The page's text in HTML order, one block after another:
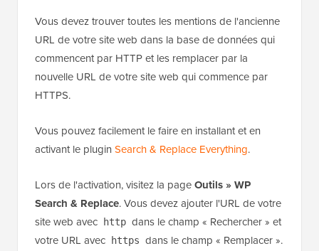
Vous devez trouver toutes les mentions de l'ancienne
URL de votre site web dans la base de données qui
commencent par HTTP et les remplacer par la
nouvelle URL de votre site web qui commence par
HTTPS.
Vous pouvez facilement le faire en installant et en
activant le plugin Search & Replace Everything.
Lors de l'activation, visitez la pageOutils » WP
Search & Replace. Vous devez ajouter l'URL de votre
site web avec
http dans le champ « Rechercher » et
votre URL avec
https dans le champ « Remplacer ».